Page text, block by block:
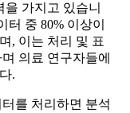
가지고 있습니
중 80% 이상이
, 이는 처리 및 표
의료 연구자들에
.
를 처리하면 분석